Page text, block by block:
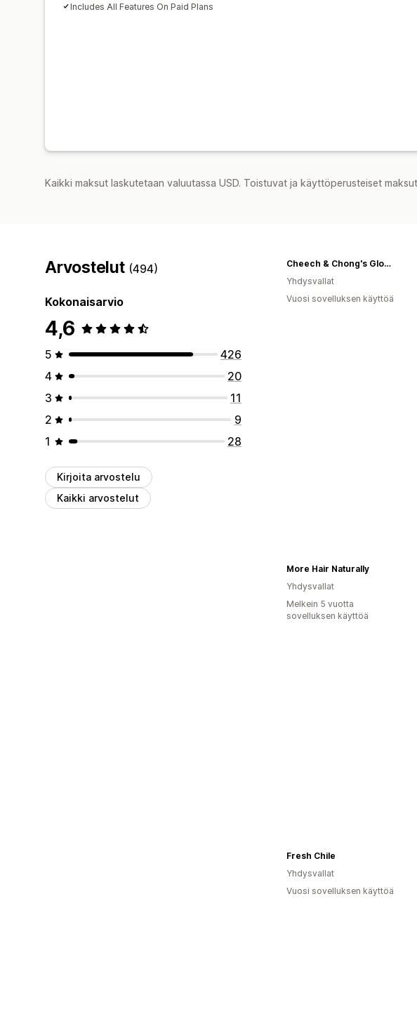
Includes All Features On Paid Plans
Kaikki maksut laskutetaan valuutassa USD. Toistuvat ja käyttöperusteiset
Arvostelut (494)
Kokonaisarvio
4,6
5
426
4
20
3
11
2
9
1
28
Kirjoita arvostelu
Kaikki arvostelut
Cheech & Chong's Global
Yhdysvallat
Vuosi sovelluksen käyttöä
More Hair Naturally
Yhdysvallat
Melkein 5 vuotta
sovelluksen käyttöä
Fresh Chile
Yhdysvallat
Vuosi sovelluksen käyttöä